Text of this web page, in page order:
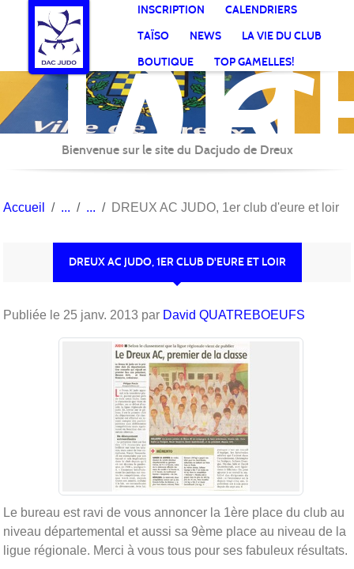
INSCRIPTION
CALENDRIERS
TAÏSO
NEWS
LA VIE DU CLUB
BOUTIQUE
TOP GAMELLES!
AC
Bienvenue sur le site du Dacjudo de Dreux
Accueil DREUX AC JUDO, 1er club d'eure et loir
DREUX AC JUDO, 1ER CLUB D'EURE ET LOIR
Publiée le 25 janv. 2013 par David QUATREBOEUFS
Le bureau est ravi de vous annoncer la 1ère place du club au
niveau départemental et aussi sa 9ème place au niveau de la
ligue régionale. Merci à vous tous pour ses fabuleux résultats.
Panneau de gestion des cookies